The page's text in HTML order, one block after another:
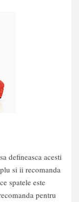
defineasca acesti
si ii recomanda
spatele este
pentru